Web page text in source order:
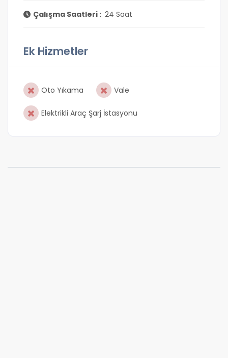
Çalışma Saatleri : 24 Saat
Ek Hizmetler
Oto Yıkama Vale
Elektrikli Araç Şarj İstasyonu